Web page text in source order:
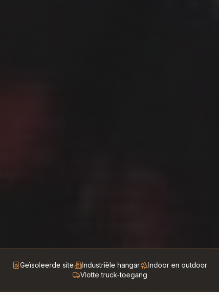
Geïsoleerde site Industriële hangar
Indoor en outdoor
Vlotte truck-toegang